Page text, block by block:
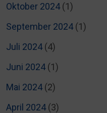
Oktober 2024(1)
September 2024(1)
Juli 2024(4)
Juni 2024(1)
Mai 2024(2)
April 2024(3)